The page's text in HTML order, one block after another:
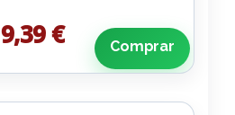
9,39 € Comprar